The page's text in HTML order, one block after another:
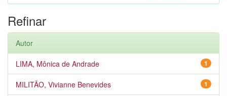
Refinar
Autor
1
LIMA, Mônica de Andrade
1
MILITÃO, Vivianne Benevides